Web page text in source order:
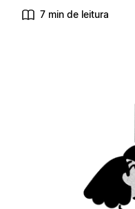
7 min de leitura